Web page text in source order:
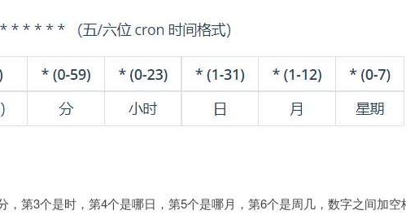
，第3个是时，第4个是哪日，第5个是哪月，第6个是周几，数字之间加空